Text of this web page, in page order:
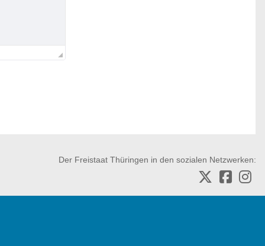
Der Freistaat Thüringen in den sozialen Netzwerken: